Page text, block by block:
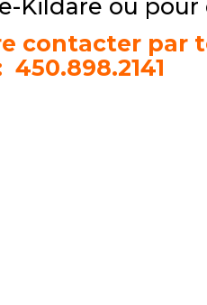
Kildare ou pour
contacter par